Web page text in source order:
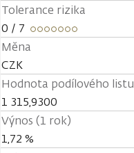
Tolerance rizika
0 / 7
Měna
CZK
Hodnota podílového listu
1 315,9300
Výnos (1 rok)
1,72 %